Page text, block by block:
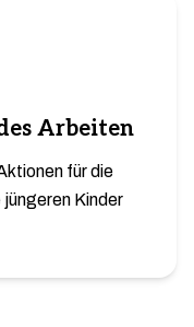
Arbeiten
für die
Kinder